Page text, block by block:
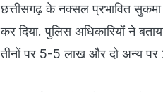
छत्तीसगढ़ के नक्सल प्रभावित
कर दिया. पुलिस अधिकारियों ने
तीनों पर 5-5 लाख और दो अन्य